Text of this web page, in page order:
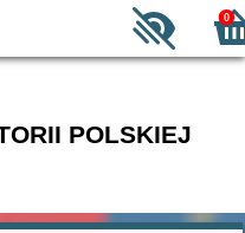
0
POLSKIEJ